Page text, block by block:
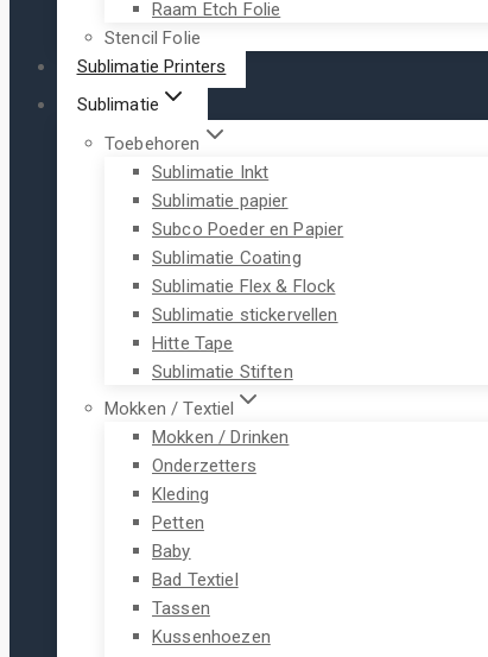
Raam Etch Folie
Stencil Folie
Sublimatie Printers
Sublimatie
Toebehoren
Sublimatie Inkt
Sublimatie papier
Subco Poeder en Papier
Sublimatie Coating
Sublimatie Flex & Flock
Sublimatie stickervellen
Hitte Tape
Sublimatie Stiften
Mokken / Textiel
Mokken / Drinken
Onderzetters
Kleding
Petten
Baby
Bad Textiel
Tassen
Kussenhoezen